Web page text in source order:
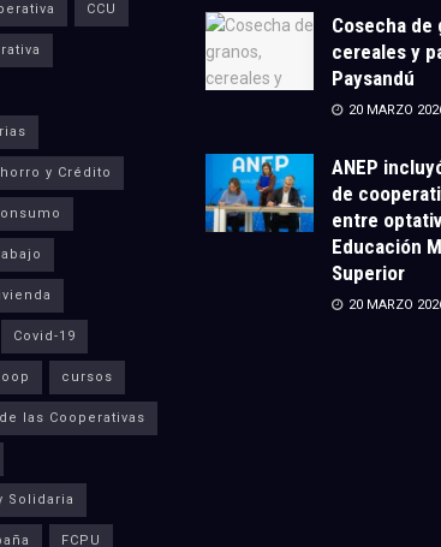
CCU
y Crédito
Covid-19
cursos
las Cooperativas
Solidaria
FCPU
Cosecha de
cereales y
Paysandú
20 MARZO
ANEP
de
entre
Educación
Superior
20 MARZO